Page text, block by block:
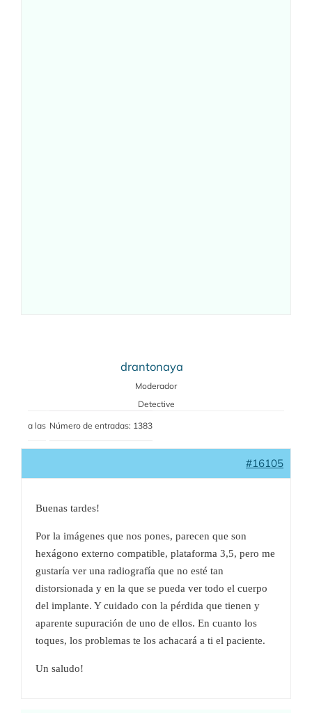
drantonaya
Moderador
Detective
a las Número de entradas: 1383
#16105
Buenas tardes!
Por la imágenes que nos pones, parecen que son
hexágono externo compatible, plataforma 3,5, pero me
gustaría ver una radiografía que no esté tan
distorsionada y en la que se pueda ver todo el cuerpo
del implante. Y cuidado con la pérdida que tienen y
aparente supuración de uno de ellos. En cuanto los
toques, los problemas te los achacará a ti el paciente.
Un saludo!